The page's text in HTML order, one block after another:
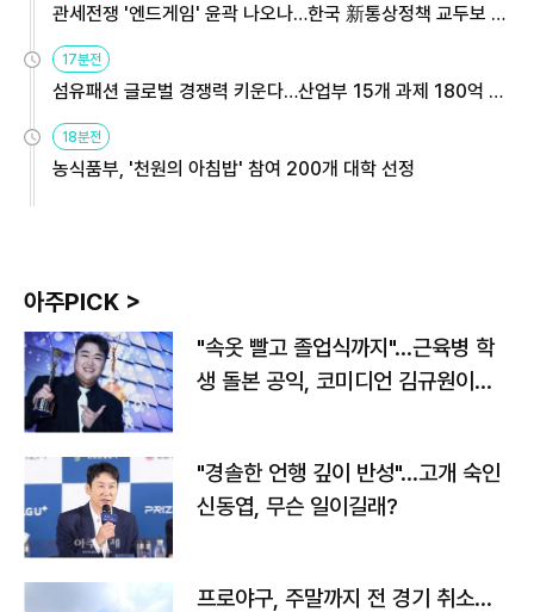
관세전쟁 '엔드게임' 윤곽 나오나…한국 新통상정책 교두보 활
17분전
섬유패션 글로벌 경쟁력 키운다…산업부 15개 과제 180억 지
18분전
농식품부, '천원의 아침밥' 참여 200개 대학 선정
아주PICK >
"속옷 빨고 졸업식까지"…근육병 학
생 돌본 공익, 코미디언 김규원이었
"경솔한 언행 깊이 반성"…고개 숙인
신동엽, 무슨 일이길래?
프로야구, 주말까지 전 경기 취소…